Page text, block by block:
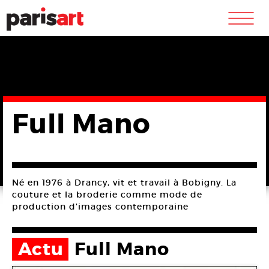
m
Full Mano
Né en 1976 à Drancy, vit et travail à Bobigny. La
couture et la broderie comme mode de
production d’images contemporaine
Actu Full Mano